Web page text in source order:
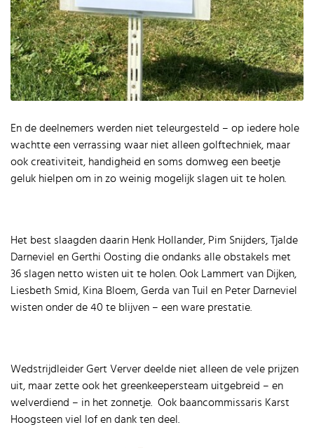
En de deelnemers werden niet teleurgesteld – op iedere hole
wachtte een verrassing waar niet alleen golftechniek, maar
ook creativiteit, handigheid en soms domweg een beetje
geluk hielpen om in zo weinig mogelijk slagen uit te holen.
Het best slaagden daarin Henk Hollander, Pim Snijders, Tjalde
Darneviel en Gerthi Oosting die ondanks alle obstakels met
36 slagen netto wisten uit te holen. Ook Lammert van Dijken,
Liesbeth Smid, Kina Bloem, Gerda van Tuil en Peter Darneviel
wisten onder de 40 te blijven – een ware prestatie.
Wedstrijdleider Gert Verver deelde niet alleen de vele prijzen
uit, maar zette ook het greenkeepersteam uitgebreid – en
welverdiend – in het zonnetje. Ook baancommissaris Karst
Hoogsteen viel lof en dank ten deel.